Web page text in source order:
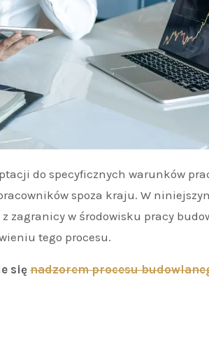
spoza kraju. W
zagranicy w środowisku pracy
tego procesu.
sięnadzorem procesu